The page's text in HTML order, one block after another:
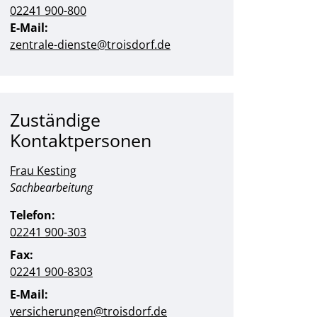
02241 900-800
E-Mail:
zentrale-dienste@troisdorf.de
Zuständige
Kontaktpersonen
Frau Kesting
Position:
Sachbearbeitung
Telefon:
02241 900-303
Fax:
02241 900-8303
E-Mail:
versicherungen@troisdorf.de